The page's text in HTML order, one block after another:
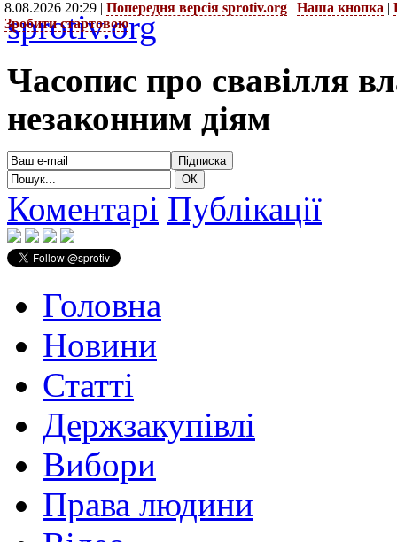
8.08.2026 20:29 | Попередня версія sprotiv.org | Наша кнопка |
Зробити стартовою
sprotiv.org
Часопис про свавілля
незаконним діям
Коментарі Публікації
Головна
Новини
Статті
Держзакупівлі
Вибори
Права людини